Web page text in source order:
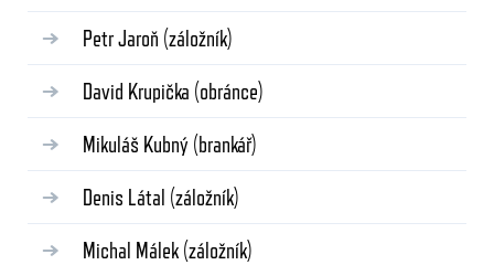
Petr Jaroň (záložník)
David Krupička (obránce)
Mikuláš Kubný (brankář)
Denis Látal (záložník)
Michal Málek (záložník)